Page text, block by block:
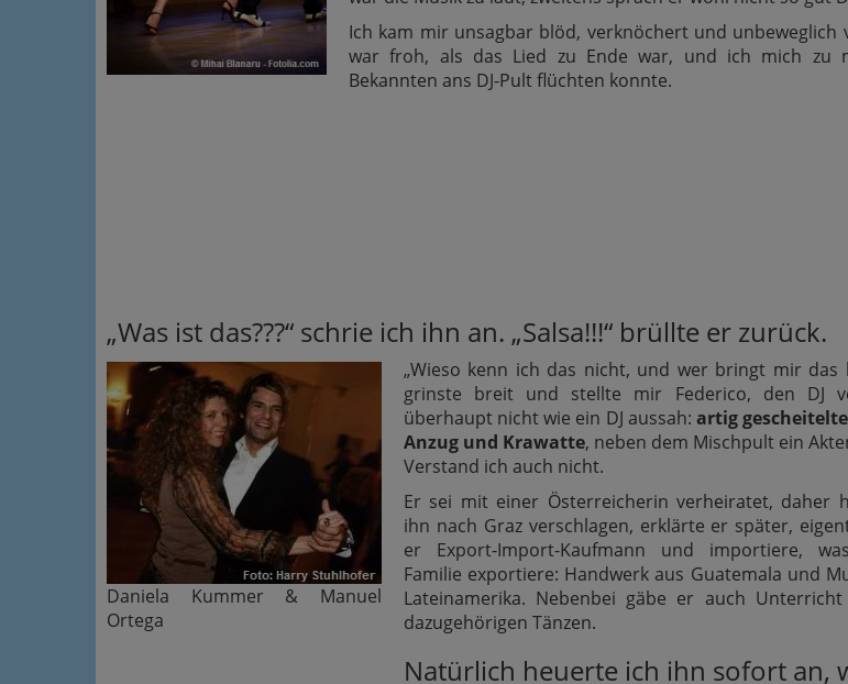
Ich kam mir unsagbar blöd, verknöchert und unbeweglich
war froh, als das Lied zu Ende war, und ich mich zu
Bekannten ans DJ-Pult flüchten konnte.
„Was ist das???“ schrie ich ihn an. „Salsa!!!“ brüllte er zurück.
Daniela Kummer & Manuel
Ortega
„Wieso kenn ich das nicht, und wer bringt mir das
grinste breit und stellte mir Federico, den DJ
überhaupt nicht wie ein DJ aussah: artig
Anzug und Krawatte, neben dem Mischpult ein
Verstand ich auch nicht.
Er sei mit einer Österreicherin verheiratet, daher
ihn nach Graz verschlagen, erklärte er später,
er Export-Import-Kaufmann und importiere,
Familie exportiere: Handwerk aus Guatemala und
Lateinamerika. Nebenbei gäbe er auch
dazugehörigen Tänzen.
Natürlich heuerte ich ihn sofort an,